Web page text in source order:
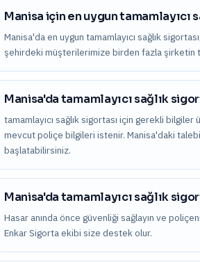
Manisa için en uygun
Manisa'da en uygun tamamlayıcı sağlık
şehirdeki müşterilerimize birden fazla şirketin
Manisa'da tamamlayıcı sağlık
tamamlayıcı sağlık sigortası için gerekli
mevcut poliçe bilgileri istenir. Manisa'daki
başlatabilirsiniz.
Manisa'da tamamlayıcı sağlık
Hasar anında önce güvenliği sağlayın ve
Enkar Sigorta ekibi size destek olur.